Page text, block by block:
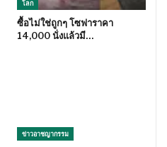
โลก
ซื้อไม่ใช่ถูกๆ โซฟาราคา
14,000 นั่งแล้วมี…
ข่าวอาชญากรรม